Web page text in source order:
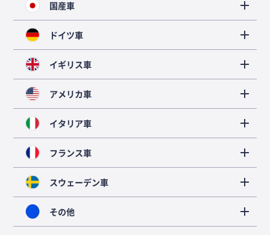
国産車
ドイツ車
イギリス車
アメリカ車
イタリア車
フランス車
スウェーデン車
その他